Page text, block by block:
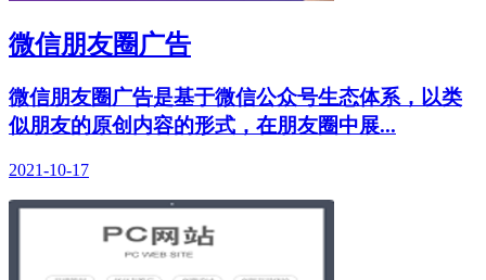
微信朋友圈广告
微信朋友圈广告是基于微信公众号生态体系，以类
似朋友的原创内容的形式，在朋友圈中展...
2021-10-17